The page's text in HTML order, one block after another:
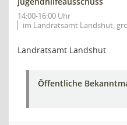
14:00-16:00 Uhr
im Landratsamt Landshut,
Landratsamt Landshut
Öffentliche